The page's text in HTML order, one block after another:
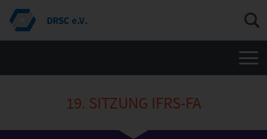
19. SITZUNG IFRS-FA